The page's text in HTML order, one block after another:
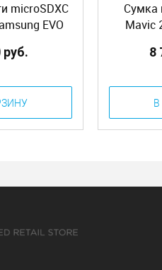
microSDXC
EVO
RU
руб.
Сумка
Mavic
8